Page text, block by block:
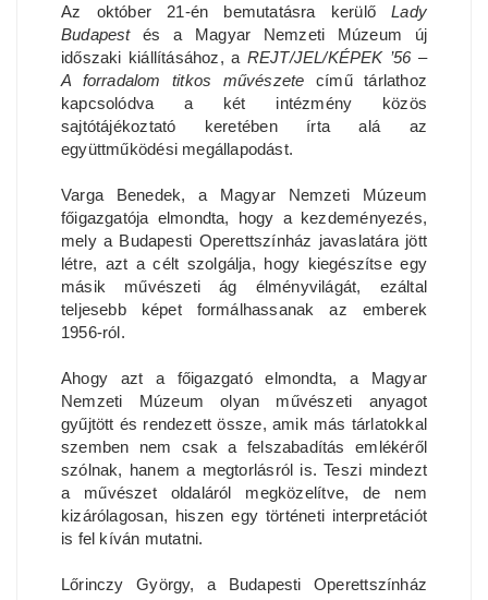
Az október 21-én bemutatásra kerülőLady
Budapestés a Magyar Nemzeti Múzeum új
időszaki kiállításához, a REJT/JEL/KÉPEK ’56 –
A forradalom titkos művészete című tárlathoz
kapcsolódva a két intézmény közös
sajtótájékoztató keretében írta alá az
együttműködési megállapodást.
Varga Benedek, a Magyar Nemzeti Múzeum
főigazgatója elmondta, hogy a kezdeményezés,
mely a Budapesti Operettszínház javaslatára jött
létre, azt a célt szolgálja, hogy kiegészítse egy
másik művészeti ág élményvilágát, ezáltal
teljesebb képet formálhassanak az emberek
1956-ról.
Ahogy azt a főigazgató elmondta, a Magyar
Nemzeti Múzeum olyan művészeti anyagot
gyűjtött és rendezett össze, amik más tárlatokkal
szemben nem csak a felszabadítás emlékéről
szólnak, hanem a megtorlásról is. Teszi mindezt
a művészet oldaláról megközelítve, de nem
kizárólagosan, hiszen egy történeti interpretációt
is fel kíván mutatni.
Lőrinczy György, a Budapesti Operettszínház